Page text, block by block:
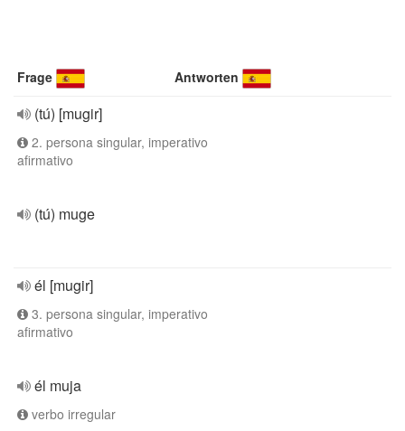
Frage Antworten
(tú) [mugir]
2. persona singular, imperativo
afirmativo
(tú) muge
él [mugir]
3. persona singular, imperativo
afirmativo
él muja
verbo irregular